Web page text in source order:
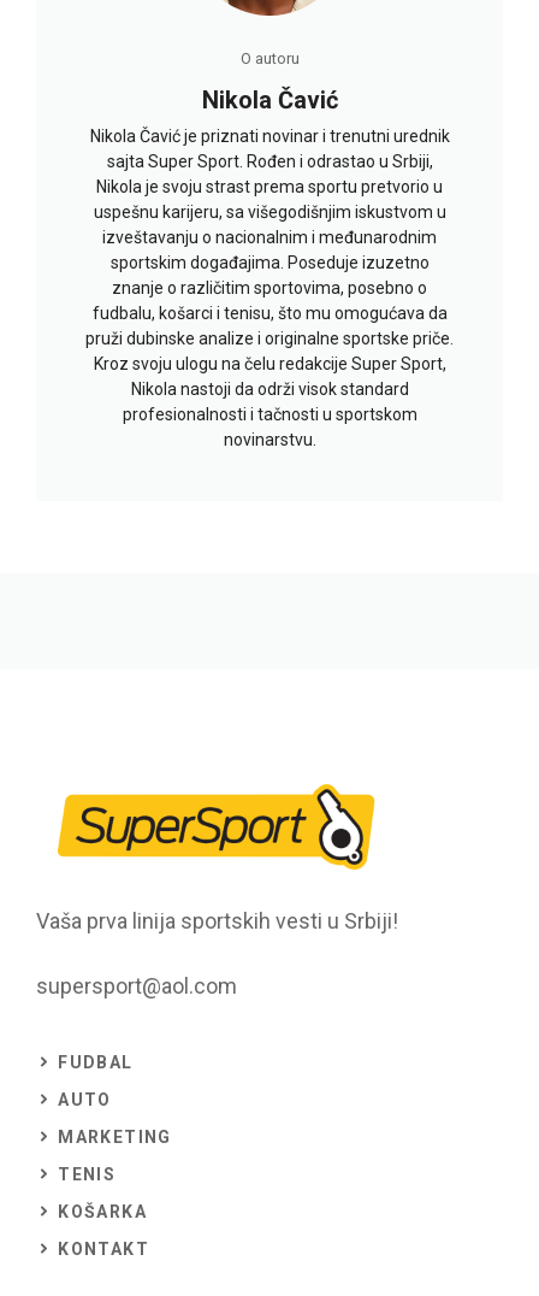
O autoru
Nikola Čavić
Nikola Čavić je priznati novinar i trenutni urednik
sajta Super Sport. Rođen i odrastao u Srbiji,
Nikola je svoju strast prema sportu pretvorio u
uspešnu karijeru, sa višegodišnjim iskustvom u
izveštavanju o nacionalnim i međunarodnim
sportskim događajima. Poseduje izuzetno
znanje o različitim sportovima, posebno o
fudbalu, košarci i tenisu, što mu omogućava da
pruži dubinske analize i originalne sportske priče.
Kroz svoju ulogu na čelu redakcije Super Sport,
Nikola nastoji da održi visok standard
profesionalnosti i tačnosti u sportskom
novinarstvu.
Vaša prva linija sportskih vesti u Srbiji!
supersport@aol.com
FUDBAL
AUTO
MARKETING
TENIS
KOŠARKA
KONTAKT